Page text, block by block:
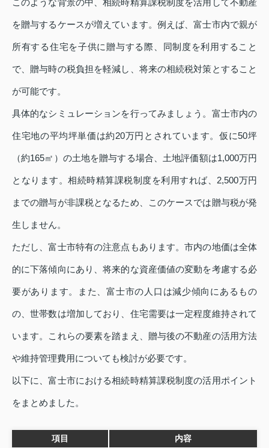
このような背景の中、相続時精算課税制度を活用して不動産
を贈与するケースが増えています。例えば、富士市内で親が
所有する住宅を子供に贈与する際、同制度を利用すること
で、贈与時の税負担を軽減し、将来の相続税対策とすること
が可能です。
具体的なシミュレーションを行ってみましょう。富士市内の
住宅地の平均坪単価は約20万円とされています。仮に50坪
（約165㎡）の土地を贈与する場合、土地評価額は1,000万円
となります。相続時精算課税制度を利用すれば、2,500万円
までの贈与が非課税となるため、このケースでは贈与税が発
生しません。
ただし、富士市特有の注意点もあります。市内の地価は全体
的に下落傾向にあり、将来的な資産価値の変動を考慮する必
要があります。また、富士市の人口は減少傾向にあるもの
の、世帯数は増加しており、住宅需要は一定程度維持されて
います。これらの要素を踏まえ、贈与後の不動産の活用方法
や維持管理費用についても検討が必要です。
以下に、富士市における相続時精算課税制度の活用ポイント
をまとめました。
項目 内容